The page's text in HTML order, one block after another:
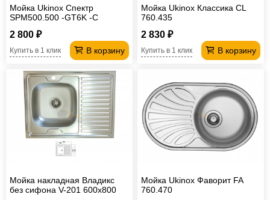
Мойка Ukinox Спектр
SPM500.500 -GT6K -C
2 800 ₽
В корзину
Купить в 1 клик
Мойка Ukinox Классика CL
760.435
2 830 ₽
В корзину
Купить в 1 клик
Мойка накладная Владикс
без сифона V-201 600х800
Мойка Ukinox Фаворит FA
760.470